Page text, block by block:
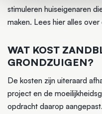
stimuleren huiseigenaren
maken. Lees hier alles
WAT KOST
GRONDZUIGEN?
De kosten zijn uiteraard
project en de
opdracht daarop